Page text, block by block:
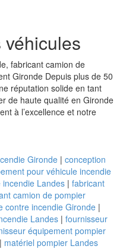
fabricant camion de
Gironde Depuis plus de 50
réputation solide en tant
de haute qualité en Gironde
à l’excellence et notre
Gironde | conception
pour véhicule incendie
Landes | fabricant
camion de pompier
contre incendie Gironde |
Landes | fournisseur
équipement pompier
| matériel pompier Landes